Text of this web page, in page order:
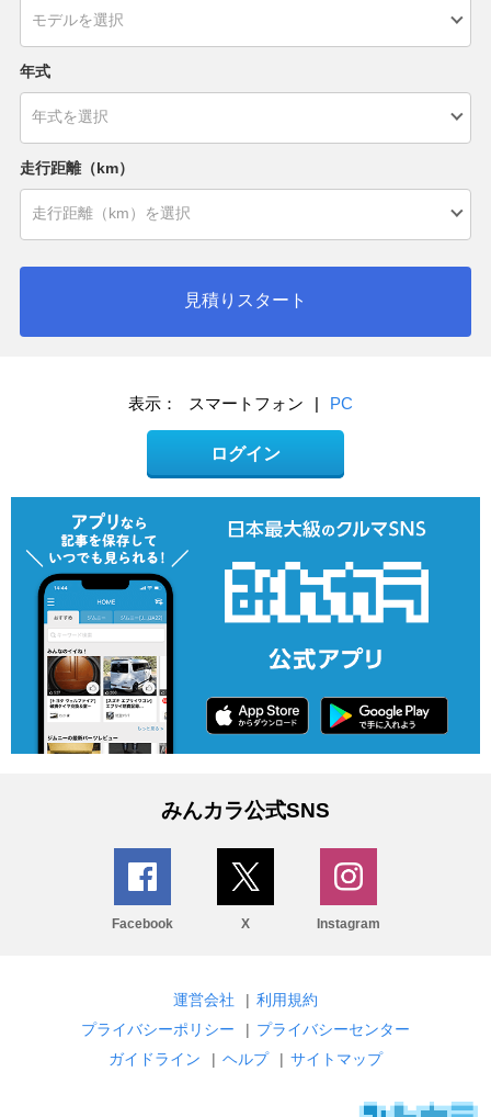
年式
走行距離（km）
見積りスタート
表示： スマートフォン | PC
ログイン
みんカラ公式SNS
Facebook X Instagram
運営会社 | 利用規約
プライバシーポリシー
| プライバシーセンター
ガイドライン
| ヘルプ | サイトマップ